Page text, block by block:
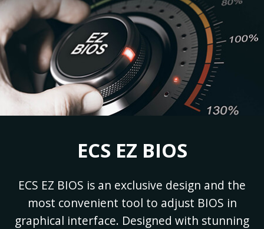
ECS EZ BIOS
ECS EZ BIOS is an exclusive design and the
most convenient tool to adjust BIOS in
graphical interface. Designed with stunning